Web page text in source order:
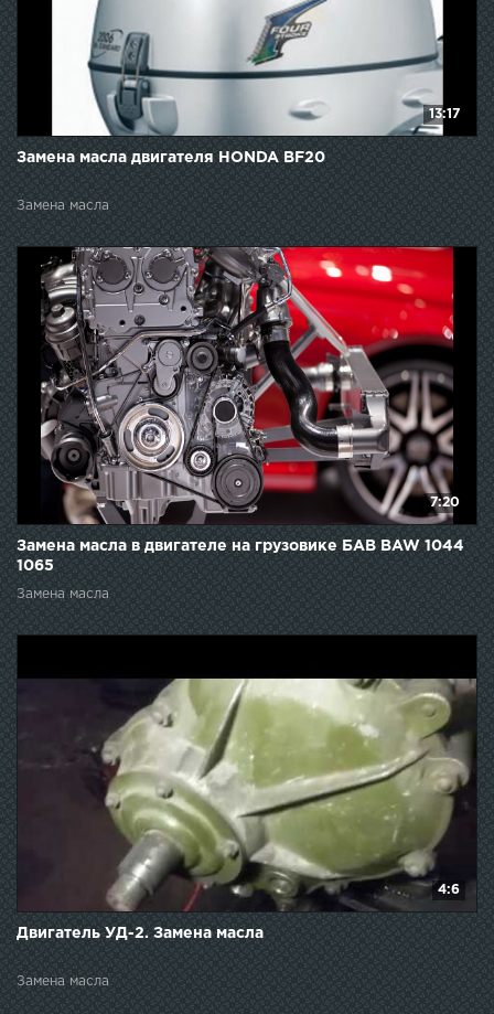
13:17
Замена масла двигателя HONDA BF20
Замена масла
7:20
Замена масла в двигателе на грузовике БАВ BAW 1044
1065
Замена масла
4:6
Двигатель УД-2. Замена масла
Замена масла